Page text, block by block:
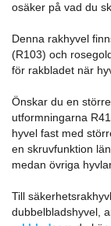
osäker på vad du
Denna rakhyvel
(R103) och
för rakbladet när
Önskar du en
utformningarna
hyvel fast med
en skruvfunktion
medan övriga
Till
dubbelbladshyvel,